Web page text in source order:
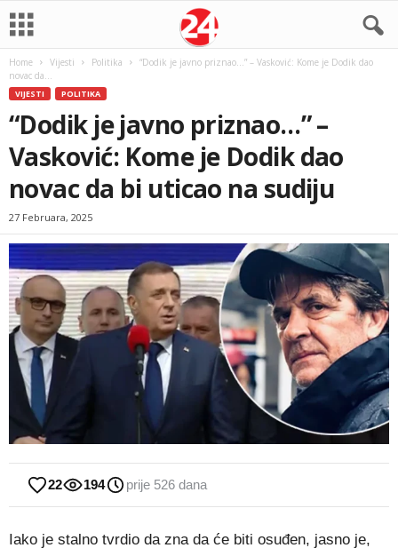
Home Vijesti Politika
“Dodik je javno priznao…” – Vasković: Kome je Dodik dao
novac da...
VIJESTI POLITIKA
“Dodik je javno priznao…” –
Vasković: Kome je Dodik dao
novac da bi uticao na sudiju
27 Februara, 2025
22 194 prije 526 dana
Iako je stalno tvrdio da zna da će biti osuđen, jasno je,